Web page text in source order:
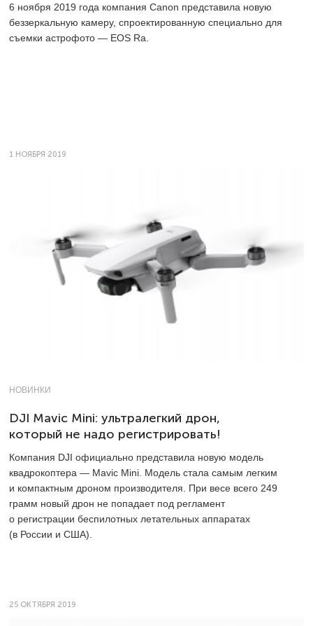
6 ноября 2019 года компания Canon представила новую
беззеркальную камеру, спроектированную специально для
съемки астрофото — EOS Ra.
1 НОЯБРЯ 2019
НОВИНКИ
DJI Mavic Mini: ультралегкий дрон,
который не надо регистрировать!
Компания DJI официально представила новую модель
квадрокоптера — Mavic Mini. Модель стала самым легким
и компактным дроном производителя. При весе всего 249
грамм новый дрон не попадает под регламент
о регистрации беспилотных летательных аппаратах
(в России и США).
25 ОКТЯБРЯ 2019